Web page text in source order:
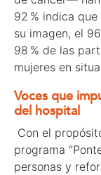
92 % indica
su imagen, el
98 % de las
mujeres en
Voces que
del hospital
Con el
programa
personas y